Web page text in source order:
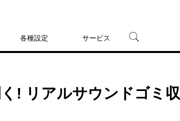
各種設定 サービス
TSUTAYAプレミアムNEXT
! リアルサウンドゴミ収